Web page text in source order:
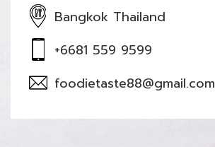
Bangkok Thailand
+6681 559 9599
foodietaste88@gmail.com